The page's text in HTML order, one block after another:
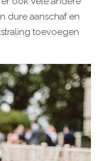
dure aanschaf en
toevoegen